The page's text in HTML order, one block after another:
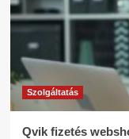
Szolgáltatás
Qvik fizetés